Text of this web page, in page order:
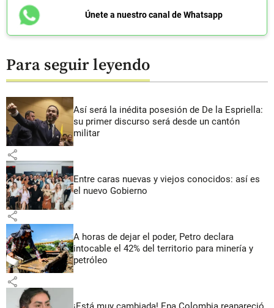
Únete a nuestro canal de Whatsapp
Para seguir leyendo
Así será la inédita posesión de De la Espriella:
su primer discurso será desde un cantón
militar
share
Entre caras nuevas y viejos conocidos: así es
el nuevo Gobierno
share
A horas de dejar el poder, Petro declara
intocable el 42% del territorio para minería y
petróleo
share